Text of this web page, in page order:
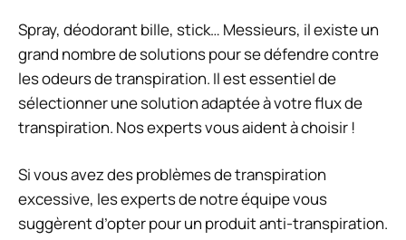
Spray, déodorant bille, stick… Messieurs, il existe un
grand nombre de solutions pour se défendre contre
les odeurs de transpiration. Il est essentiel de
sélectionner une solution adaptée à votre flux de
transpiration. Nos experts vous aident à choisir !
Si vous avez des problèmes de transpiration
excessive, les experts de notre équipe vous
suggèrent d’opter pour un produit anti-transpiration.